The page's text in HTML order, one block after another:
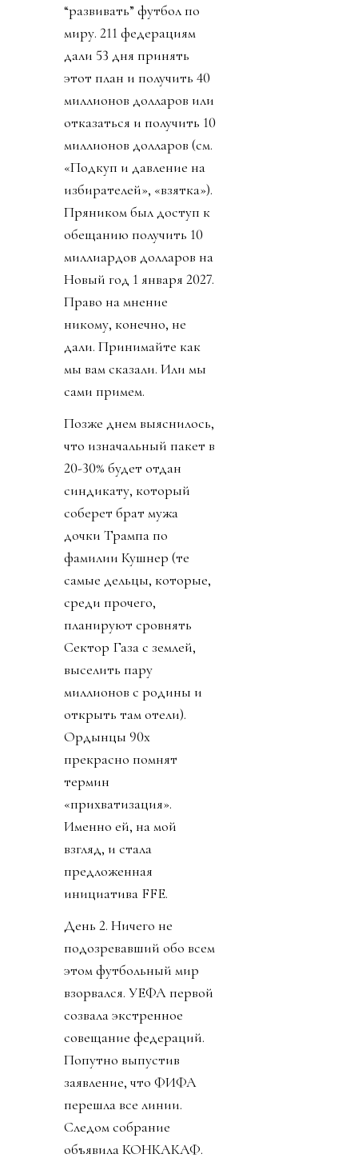
“развивать” футбол по
миру. 211 федерациям
дали 53 дня принять
этот план и получить 40
миллионов долларов или
отказаться и получить 10
миллионов долларов (см.
«Подкуп и давление на
избирателей», «взятка»).
Пряником был доступ к
обещанию получить 10
миллиардов долларов на
Новый год 1 января 2027.
Право на мнение
никому, конечно, не
дали. Принимайте как
мы вам сказали. Или мы
сами примем.
Позже днем выяснилось,
что изначальный пакет в
20-30% будет отдан
синдикату, который
соберет брат мужа
дочки Трампа по
фамилии Кушнер (те
самые дельцы, которые,
среди прочего,
планируют сровнять
Сектор Газа с землей,
выселить пару
миллионов с родины и
открыть там отели).
Ордынцы 90х
прекрасно помнят
термин
«прихватизация».
Именно ей, на мой
взгляд, и стала
предложенная
инициатива FFE.
День 2. Ничего не
подозревавший обо всем
этом футбольный мир
взорвался. УЕФА первой
созвала экстренное
совещание федераций.
Попутно выпустив
заявление, что ФИФА
перешла все линии.
Следом собрание
объявила КОНКАКАФ.